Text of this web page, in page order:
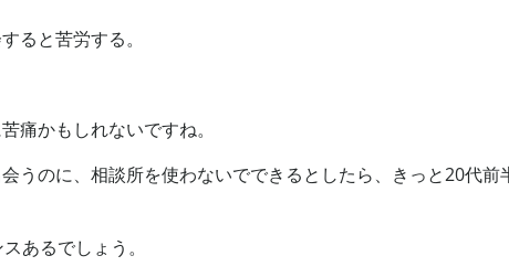
ると苦労する。
痛かもしれないですね。
うのに、相談所を使わないでできるとしたら、きっと20代前
あるでしょう。